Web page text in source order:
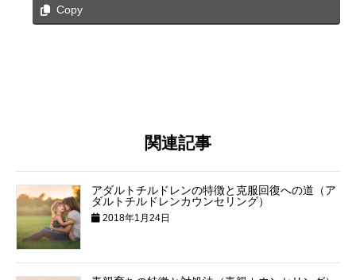
Copy
関連記事
アダルトチルドレンの特徴と克服回復への道（ア
ダルトチルドレンカウンセリング）
2018年1月24日